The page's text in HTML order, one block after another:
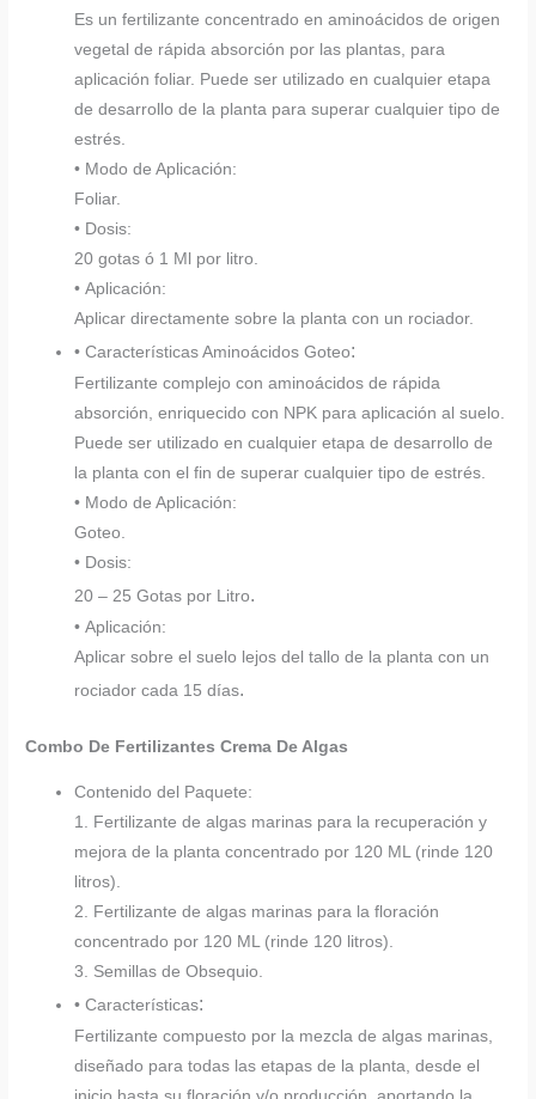
Es un fertilizante concentrado en aminoácidos de origen
vegetal de rápida absorción por las plantas, para
aplicación foliar. Puede ser utilizado en cualquier etapa
de desarrollo de la planta para superar cualquier tipo de
estrés.
• Modo de Aplicación:
Foliar.
• Dosis:
20 gotas ó 1 Ml por litro.
• Aplicación:
Aplicar directamente sobre la planta con un rociador.
• Características Aminoácidos Goteo:
Fertilizante complejo con aminoácidos de rápida
absorción, enriquecido con NPK para aplicación al suelo.
Puede ser utilizado en cualquier etapa de desarrollo de
la planta con el fin de superar cualquier tipo de estrés.
• Modo de Aplicación:
Goteo.
• Dosis:
20 – 25 Gotas por Litro.
• Aplicación:
Aplicar sobre el suelo lejos del tallo de la planta con un
rociador cada 15 días.
Combo De Fertilizantes Crema De Algas
Contenido del Paquete:
1. Fertilizante de algas marinas para la recuperación y
mejora de la planta concentrado por 120 ML (rinde 120
litros).
2. Fertilizante de algas marinas para la floración
concentrado por 120 ML (rinde 120 litros).
3. Semillas de Obsequio.
• Características:
Fertilizante compuesto por la mezcla de algas marinas,
diseñado para todas las etapas de la planta, desde el